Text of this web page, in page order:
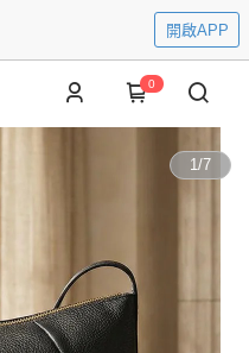
開啟APP
0
1/7